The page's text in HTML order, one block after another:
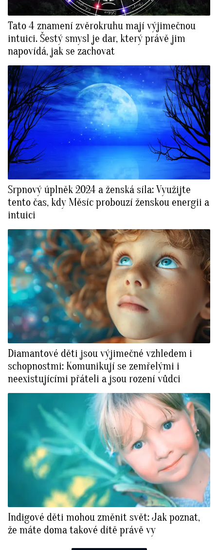
Tato 4 znamení zvěrokruhu mají výjimečnou
intuici. Šestý smysl je dar, který právě jim
napovídá, jak se zachovat
Srpnový úplněk 2024 a ženská síla: Využijte
tento čas, kdy Měsíc probouzí ženskou energii a
intuici
Diamantové děti jsou výjimečné vzhledem i
schopnostmi: Komunikují se zemřelými i
neexistujícími přáteli a jsou rození vůdci
Indigové děti mohou změnit svět: Jak poznat,
že máte doma takové dítě právě vy